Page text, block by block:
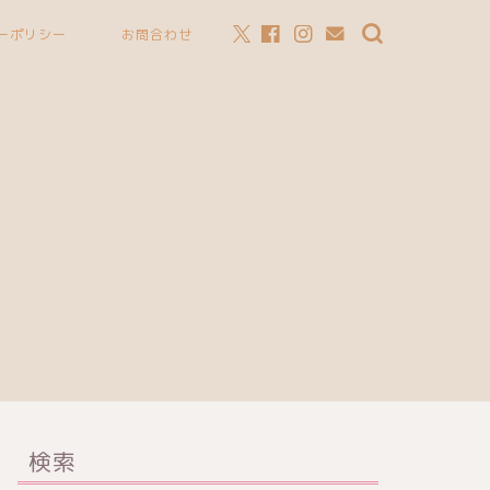
ポリシー お問合わせ
検索